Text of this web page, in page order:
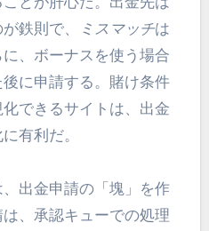
鉄則で、
ミスマッチは
、ボーナスを使う場合
に申請する。賭け条件
できるサイトは、出金
有利だ。
出金申請の「塊」を作
、承認キューでの処理